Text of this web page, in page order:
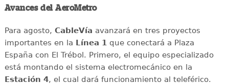
Avances del AeroMetro
Para agosto, CableVía avanzará en tres proyectos
importantes en la Línea 1que conectará a Plaza
España con El Trébol. Primero, el equipo especializado
está montando el sistema electromecánico en la
Estación 4, el cual dará funcionamiento al teleférico.